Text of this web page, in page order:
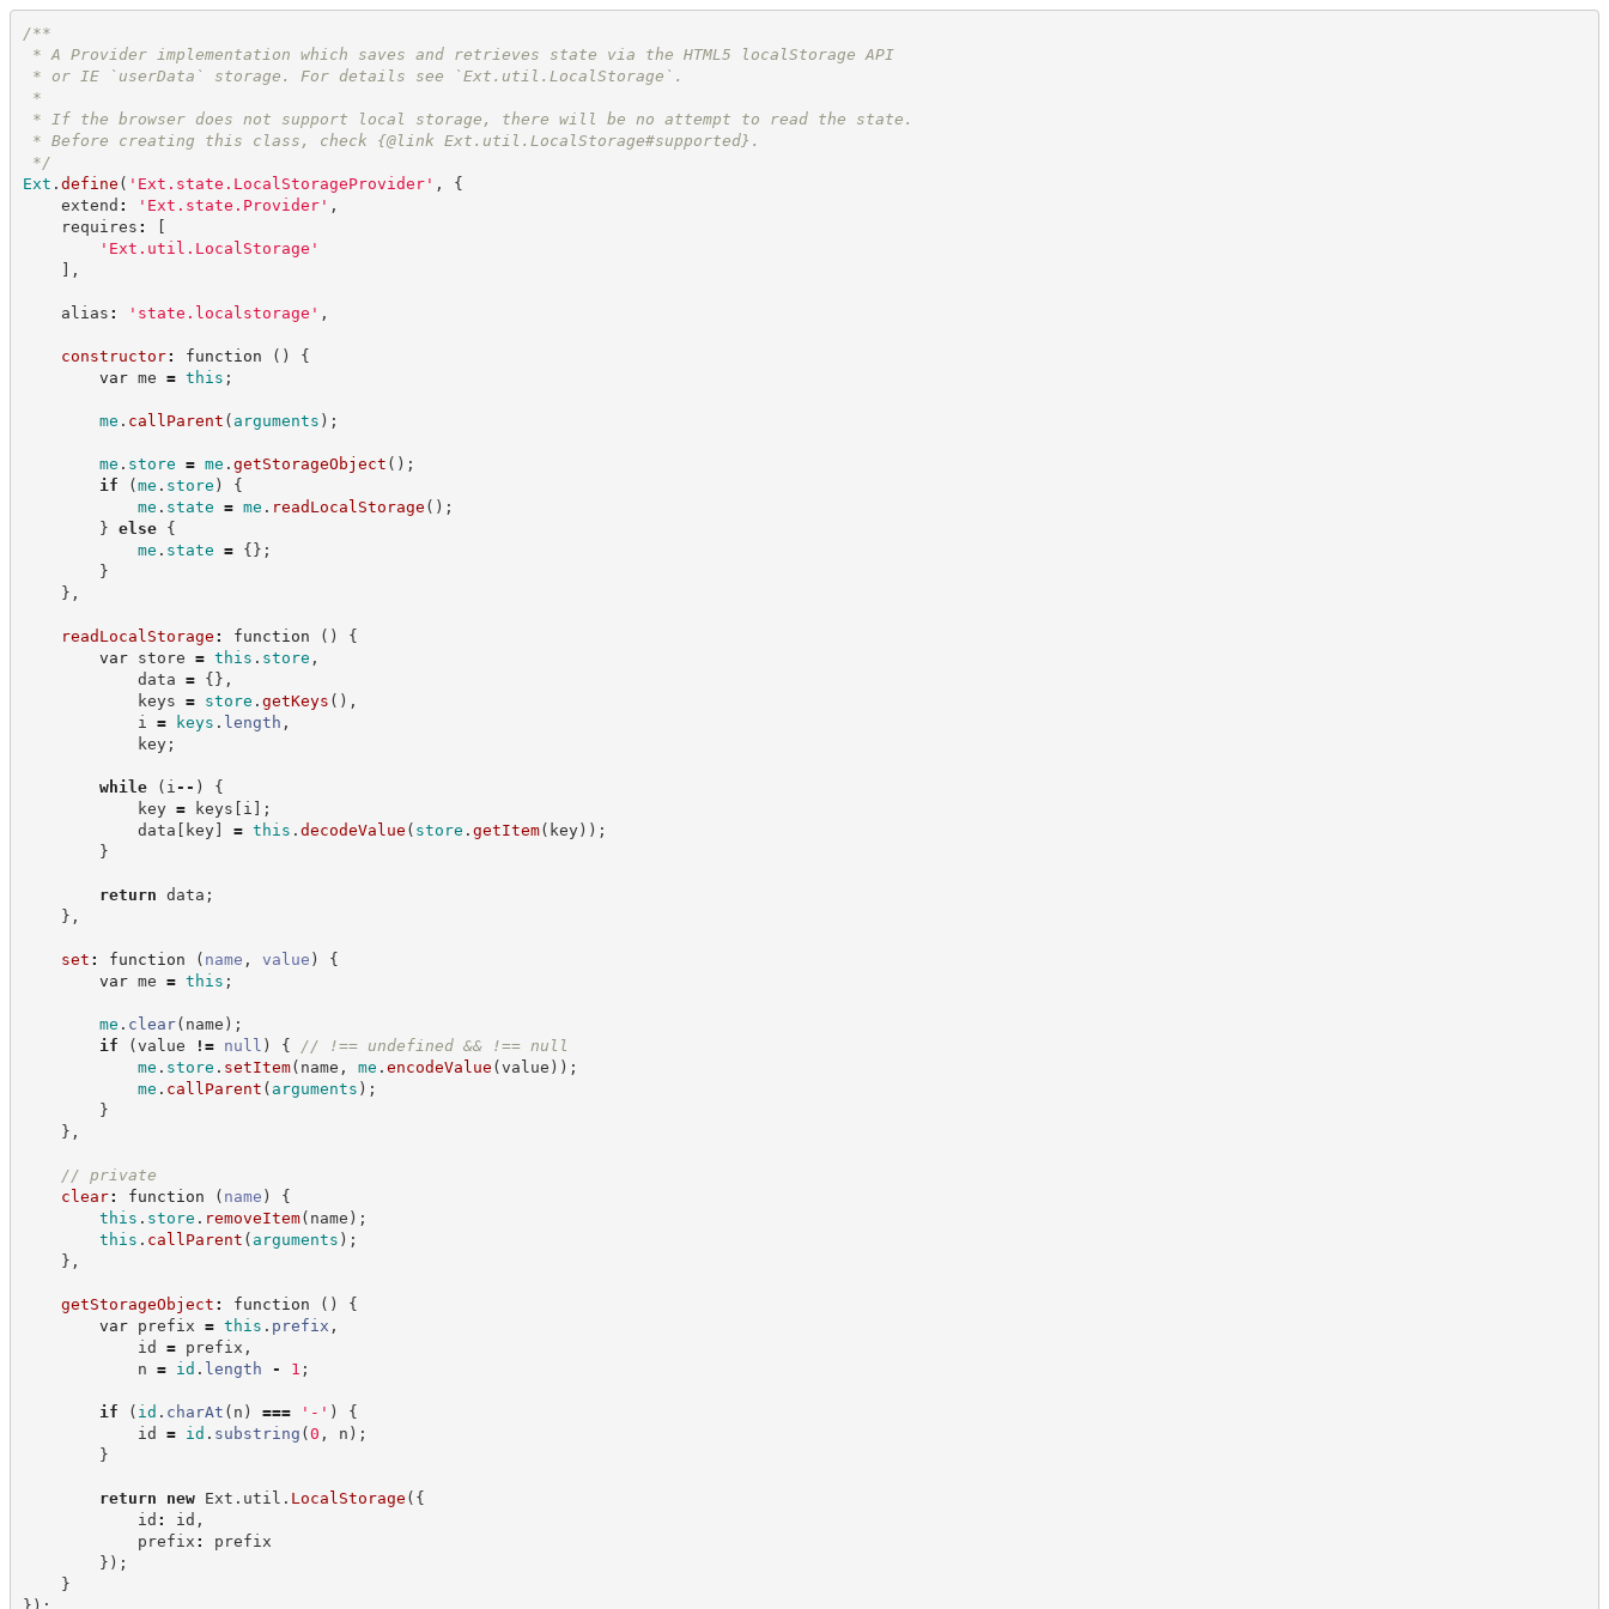
/**
* A Provider implementation which saves and retrieves state via the HTML5 localStorage API
* or IE `userData` storage. For details see `Ext.util.LocalStorage`.
*
* If the browser does not support local storage, there will be no attempt to read the state.
* Before creating this class, check {@link Ext.util.LocalStorage#supported}.
*/
Ext . define ( ' Ext.state.LocalStorageProvider' ,
{
extend : ' Ext.state.Provider' ,
requires :
[
' Ext.util.LocalStorage '
] ,
alias : ' state.localstorage ' ,
constructor: function ( )
{
var me = this ;
me . callParent ( arguments ) ;
me . store = me . getStorageObject ( ) ;
if
(me . store )
{
me . state = me . readLocalStorage ( ) ;
} else
{
me . state = {} ;
}
} ,
readLocalStorage : function ( )
{
var store = this . store ,
data = {} ,
keys = store . getKeys ( ) ,
i = keys . length ,
key;
while ( i -- )
{
key = keys [ i ] ;
data [ key] = this . decodeValue ( store . getItem( key) ) ;
}
return data ;
} ,
set : function ( name , value )
{
var me = this ;
me . clear( name ) ;
if
(value != null ) { // !== undefined && !== null
me . store . setItem( name , me . encodeValue (value ) ) ;
me . callParent ( arguments ) ;
}
} ,
// private
clear: function ( name )
{
this . store . removeItem( name ) ;
this . callParent ( arguments ) ;
} ,
getStorageObject : function ( )
{
var prefix = this . prefix ,
id = prefix ,
n = id . length - 1 ;
if ( id . charAt ( n ) === ' - ' )
{
id = id . substring (0 , n ) ;
}
return new Ext.util . LocalStorage ( {
id : id ,
prefix :
prefix
} ) ;
}
} ) ;